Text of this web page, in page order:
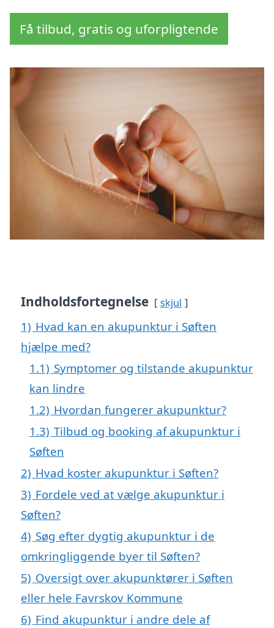
Få tilbud, gratis og uforpligtende
Indholdsfortegnelse skjul
1) Hvad kan en akupunktur i Søften
hjælpe med?
1.1) Symptomer og tilstande akupunktur
kan lindre
1.2) Hvordan fungerer akupunktur?
1.3) Tilbud og booking af akupunktur i
Søften
2) Hvad koster akupunktur i Søften?
3) Fordele ved at vælge akupunktur i
Søften?
4) Søg efter dygtig akupunktur i de
omkringliggende byer til Søften?
5) Oversigt over akupunktører i Søften
eller hele Favrskov Kommune
6) Find akupunktur i andre dele af